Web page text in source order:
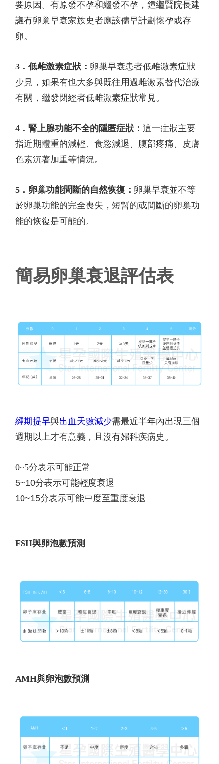
要原因。有原發不孕和繼發不孕，鍾繼賢院長建
議有卵巢早衰家族史者應該儘早計劃懷孕或存
卵。
3．低雌激素症狀： 卵巢早衰患者低雌激素症狀
少見，如果有也大多與既往用過雌激素替代治療
有關，繼發閉經者低雌激素症狀常見。
4．腎上腺功能不全的隱匿症狀：這一症狀主要
指近期體重的減輕、食慾減退、腹部疼痛、皮膚
色素沉著加重等情況。
5． 卵巢功能間斷的自然恢復： 卵巢早衰並不等
於卵巢功能的完全喪失，短暫的或間斷的卵巢功
能的恢復是可能的。
簡易卵巢衰退評估表
經期提早與出血天數減少需最近半年內出現三個
週期以上才有意義，且沒有婦科疾病史。
0~5分表示可能正常
5~10分表示可能輕度衰退
10~15分表示可能中度至重度衰退
FSH與卵泡數預測
AMH與卵泡數預測